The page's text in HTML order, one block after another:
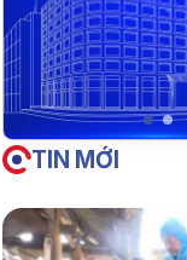
TIN MỚI